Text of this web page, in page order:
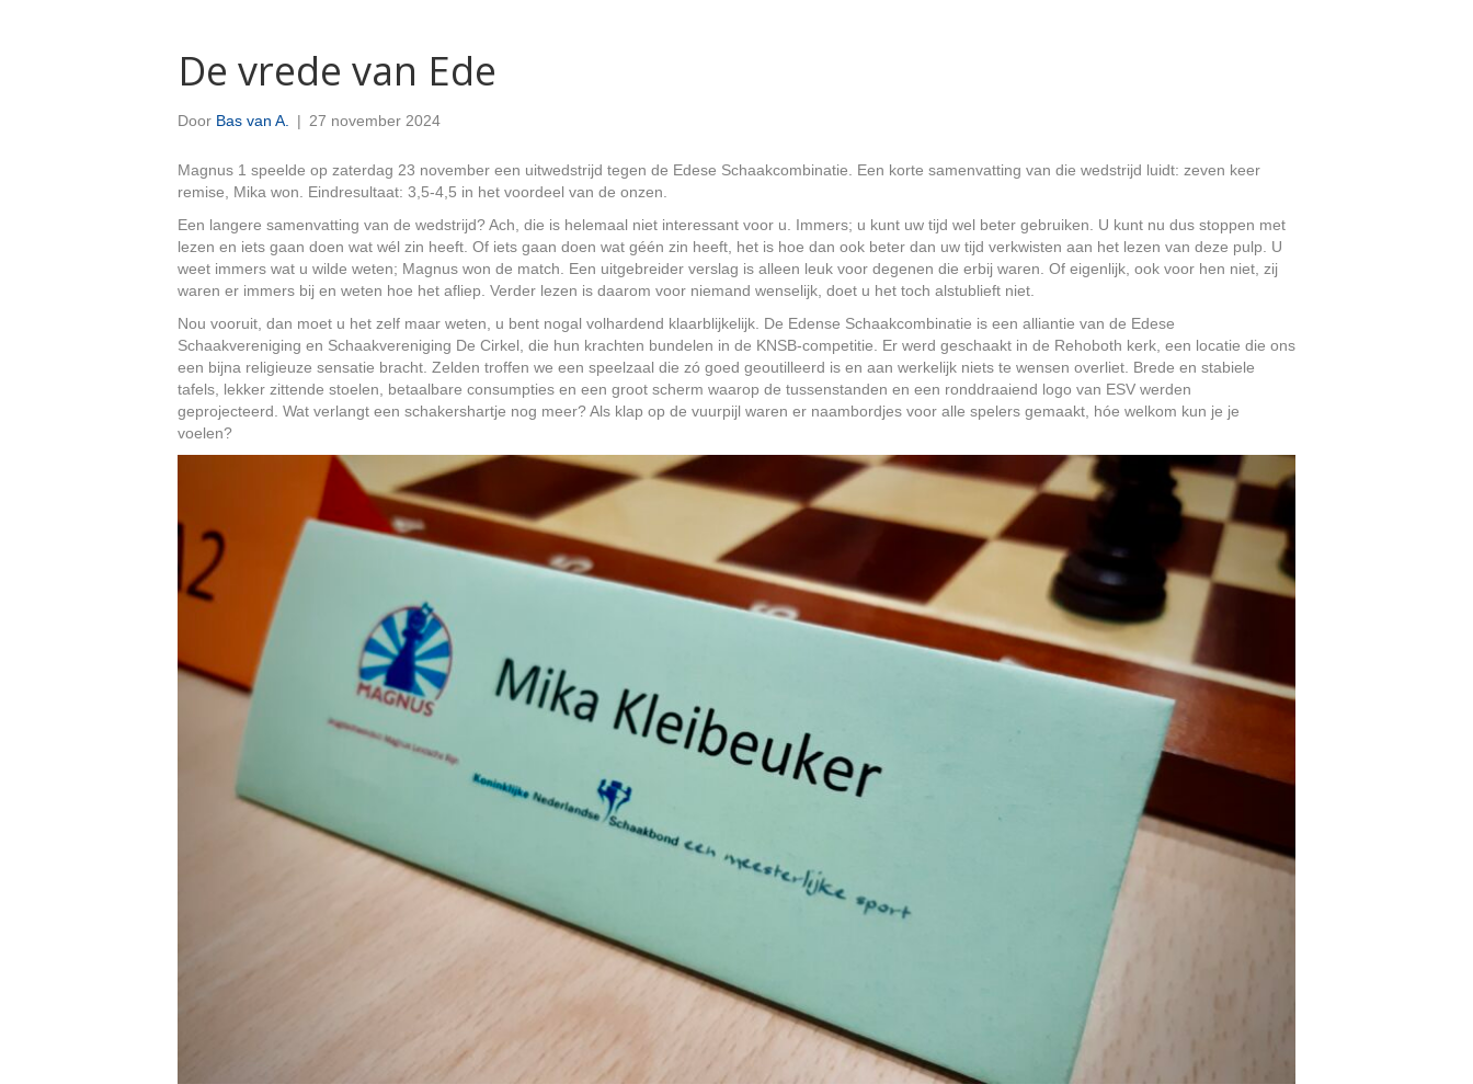
De vrede van Ede
Door Bas van A. | 27 november 2024
Magnus 1 speelde op zaterdag 23 november een uitwedstrijd tegen de Edese Schaakcombinatie. Een korte samenvatting van die wedstrijd luidt: zeven keer
remise, Mika won. Eindresultaat: 3,5-4,5 in het voordeel van de onzen.
Een langere samenvatting van de wedstrijd? Ach, die is helemaal niet interessant voor u. Immers; u kunt uw tijd wel beter gebruiken. U kunt nu dus stoppen met
lezen en iets gaan doen wat wél zin heeft. Of iets gaan doen wat géén zin heeft, het is hoe dan ook beter dan uw tijd verkwisten aan het lezen van deze pulp. U
weet immers wat u wilde weten; Magnus won de match. Een uitgebreider verslag is alleen leuk voor degenen die erbij waren. Of eigenlijk, ook voor hen niet, zij
waren er immers bij en weten hoe het afliep. Verder lezen is daarom voor niemand wenselijk, doet u het toch alstublieft niet.
Nou vooruit, dan moet u het zelf maar weten, u bent nogal volhardend klaarblijkelijk. De Edense Schaakcombinatie is een alliantie van de Edese
Schaakvereniging en Schaakvereniging De Cirkel, die hun krachten bundelen in de KNSB-competitie. Er werd geschaakt in de Rehoboth kerk, een locatie die ons
een bijna religieuze sensatie bracht. Zelden troffen we een speelzaal die zó goed geoutilleerd is en aan werkelijk niets te wensen overliet. Brede en stabiele
tafels, lekker zittende stoelen, betaalbare consumpties en een groot scherm waarop de tussenstanden en een ronddraaiend logo van ESV werden
geprojecteerd. Wat verlangt een schakershartje nog meer? Als klap op de vuurpijl waren er naambordjes voor alle spelers gemaakt, hóe welkom kun je je
voelen?